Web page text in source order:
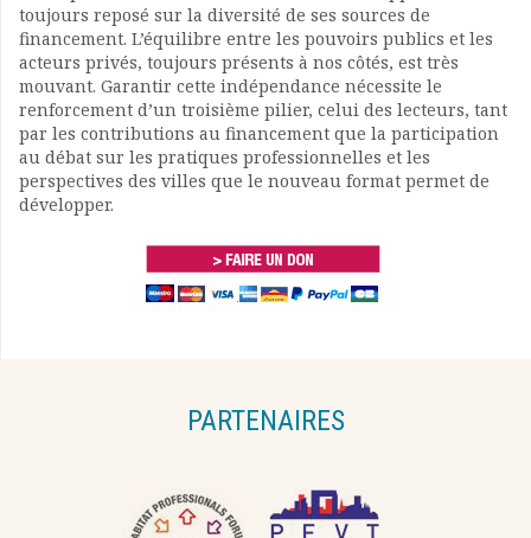
toujours reposé sur la diversité de ses sources de
financement. L’équilibre entre les pouvoirs publics et les
acteurs privés, toujours présents à nos côtés, est très
mouvant. Garantir cette indépendance nécessite le
renforcement d’un troisième pilier, celui des lecteurs, tant
par les contributions au financement que la participation
au débat sur les pratiques professionnelles et les
perspectives des villes que le nouveau format permet de
développer.
PARTENAIRES